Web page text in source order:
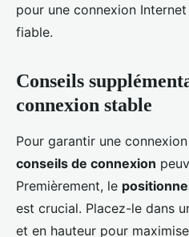
pour une connexion
fiable.
Conseils
connexion stable
Pour garantir une
conseils de connexion
Premièrement, le
est crucial. Placez-le dans
et en hauteur pour